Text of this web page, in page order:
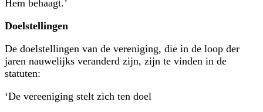
Hem behaagt.’
Doelstellingen
De doelstellingen van de vereniging, die in de loop der
jaren nauwelijks veranderd zijn, zijn te vinden in de
statuten:
‘De vereeniging stelt zich ten doel